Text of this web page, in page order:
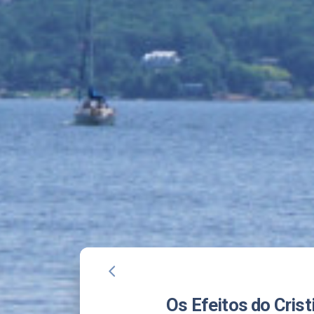
arrow_back_ios
Os Efeitos do